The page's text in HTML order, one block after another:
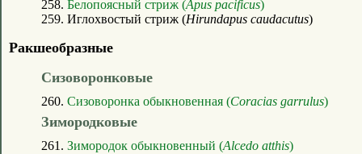
258. Белопоясный стриж (Apus pacificus)
259. Иглохвостый стриж (Hirundapus caudacutus)
Ракшеобразные
Сизоворонковые
260. Сизоворонка обыкновенная (Coracias garrulus)
Зимородковые
261. Зимородок обыкновенный (Alcedo atthis)